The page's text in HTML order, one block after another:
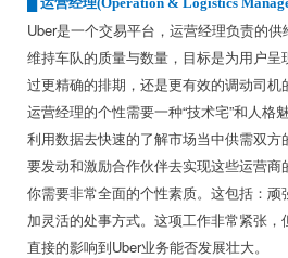
Uber是一个交易平台，运营经理负责的
维持车队的质量与数量，目标是为用户
过更精确的排期，还是更有效的调动司机
运营经理的个性需要一种“技术宅”和人格
利用数据去快速的了解市场当中供需双
要发动和激励合作伙伴去实现这些运营商
你需要非常全面的个性素质。这包括：
加灵活的处事方式。这项工作非常紧张
直接的影响到Uber业务能否发展壮大。